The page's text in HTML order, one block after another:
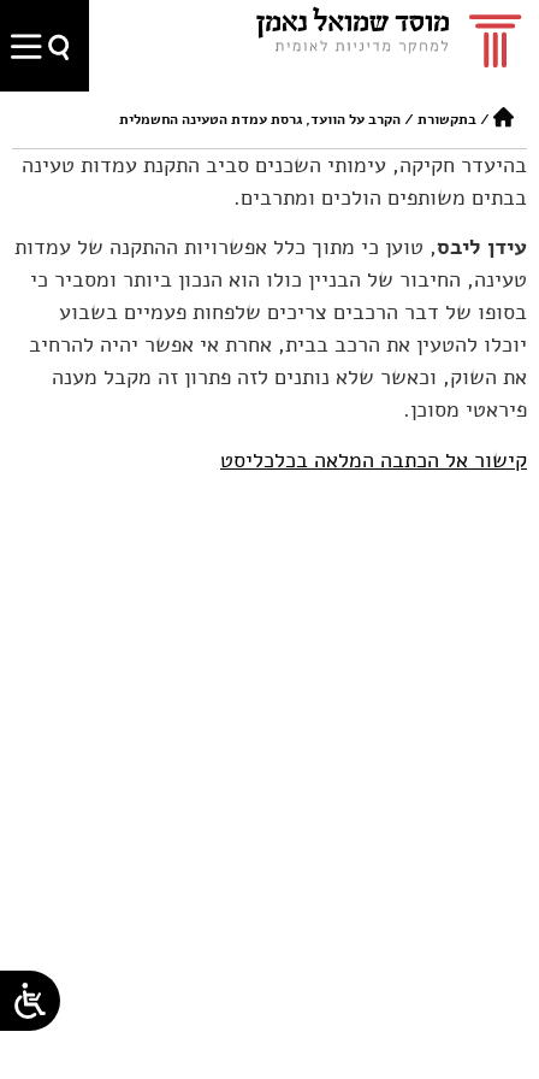
/בתקשורת /הקרב על הוועד, גרסת עמדת הטעינה החשמלית
בהיעדר חקיקה, עימותי השכנים סביב התקנת עמדות טעינה
בבתים משותפים הולכים ומתרבים.
עידן ליבס, טוען כי מתוך כלל אפשרויות ההתקנה של עמדות
טעינה, החיבור של הבניין כולו הוא הנכון ביותר ומסביר כי
בסופו של דבר הרכבים צריכים שלפחות פעמיים בשבוע
יוכלו להטעין את הרכב בבית, אחרת אי אפשר יהיה להרחיב
את השוק, וכאשר שלא נותנים לזה פתרון זה מקבל מענה
פיראטי מסוכן.
קישור אל הכתבה המלאה בכלכליסט